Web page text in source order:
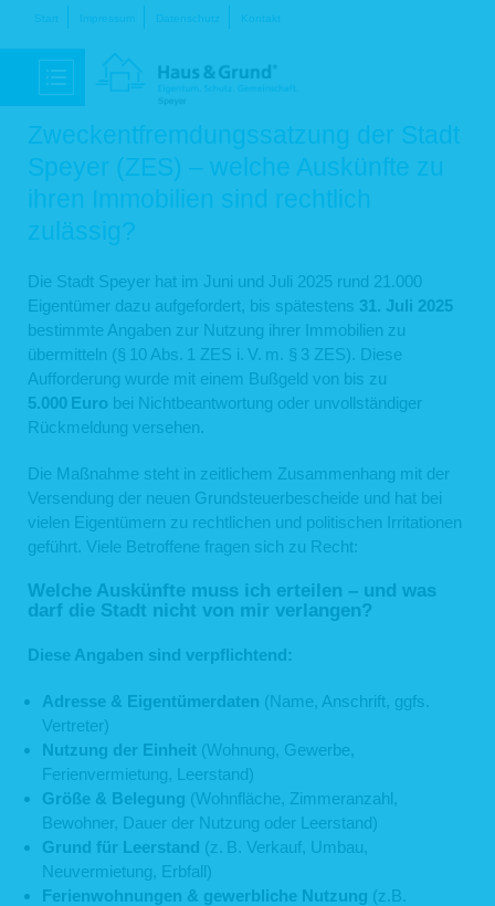
Navigation
Start Impressum Datenschutz Kontakt
Zweckentfremdungssatzung der Stadt
Speyer (ZES) – welche Auskünfte zu
ihren Immobilien sind rechtlich
zulässig?
Die Stadt Speyer hat im Juni und Juli 2025 rund 21.000
Eigentümer dazu aufgefordert, bis spätestens 31. Juli 2025
bestimmte Angaben zur Nutzung ihrer Immobilien zu
übermitteln (§ 10 Abs. 1 ZES i. V. m. § 3 ZES). Diese
Aufforderung wurde mit einem Bußgeld von bis zu
5.000 Euro bei Nichtbeantwortung oder unvollständiger
Rückmeldung versehen.
Die Maßnahme steht in zeitlichem Zusammenhang mit der
Versendung der neuen Grundsteuerbescheide und hat bei
vielen Eigentümern zu rechtlichen und politischen Irritationen
geführt. Viele Betroffene fragen sich zu Recht:
Welche Auskünfte muss ich erteilen – und was
darf die Stadt nicht von mir verlangen?
Diese Angaben sind verpflichtend:
Adresse & Eigentümerdaten (Name, Anschrift, ggfs.
Vertreter)
Nutzung der Einheit (Wohnung, Gewerbe,
Ferienvermietung, Leerstand)
Größe & Belegung (Wohnfläche, Zimmeranzahl,
Bewohner, Dauer der Nutzung oder Leerstand)
Grund für Leerstand (z. B. Verkauf, Umbau,
Neuvermietung, Erbfall)
Ferienwohnungen & gewerbliche Nutzung (z.B.